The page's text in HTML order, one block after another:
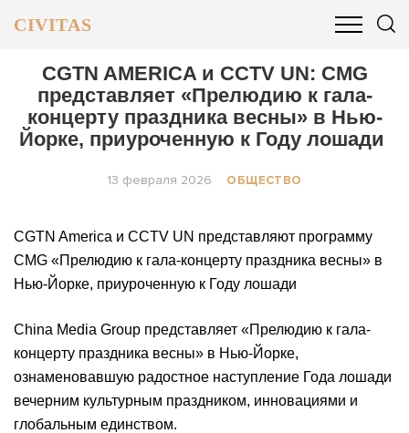
CIVITAS
ОБЩЕСТВО БИЗНЕС И ФИНАНСЫ
CGTN AMERICA и CCTV UN: CMG
представляет «Прелюдию к гала-
концерту праздника весны» в Нью-
Йорке, приуроченную к Году лошади
13 февраля 2026 ОБЩЕСТВО
CGTN America и CCTV UN представляют программу
CMG «Прелюдию к гала-концерту праздника весны» в
Нью-Йорке, приуроченную к Году лошади
China Media Group представляет «Прелюдию к гала-
концерту праздника весны» в Нью-Йорке,
ознаменовавшую радостное наступление Года лошади
вечерним культурным праздником, инновациями и
глобальным единством.